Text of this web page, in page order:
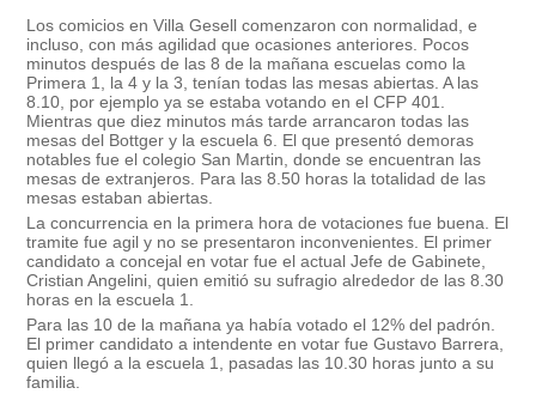
Los comicios en Villa Gesell comenzaron con normalidad, e
incluso, con más agilidad que ocasiones anteriores. Pocos
minutos después de las 8 de la mañana escuelas como la
Primera 1, la 4 y la 3, tenían todas las mesas abiertas. A las
8.10, por ejemplo ya se estaba votando en el CFP 401.
Mientras que diez minutos más tarde arrancaron todas las
mesas del Bottger y la escuela 6. El que presentó demoras
notables fue el colegio San Martin, donde se encuentran las
mesas de extranjeros. Para las 8.50 horas la totalidad de las
mesas estaban abiertas.
La concurrencia en la primera hora de votaciones fue buena. El
tramite fue agil y no se presentaron inconvenientes. El primer
candidato a concejal en votar fue el actual Jefe de Gabinete,
Cristian Angelini, quien emitió su sufragio alrededor de las 8.30
horas en la escuela 1.
Para las 10 de la mañana ya había votado el 12% del padrón.
El primer candidato a intendente en votar fue Gustavo Barrera,
quien llegó a la escuela 1, pasadas las 10.30 horas junto a su
familia.